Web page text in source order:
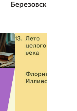
Березовского